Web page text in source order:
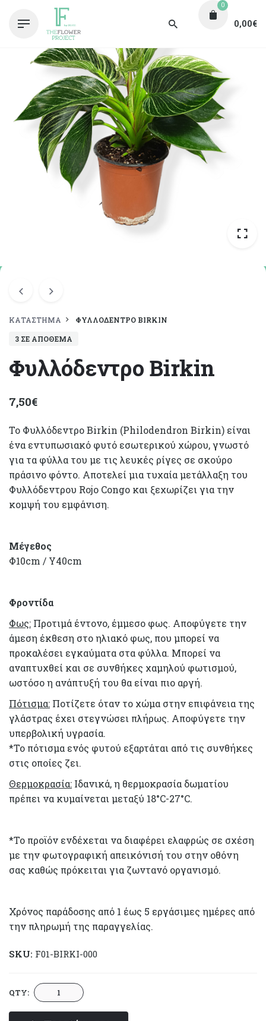
0,00€
0
ΚΑΤΆΣΤΗΜΑ
ΦΥΛΛΌΔΕΝΤΡΟ BIRKIN
3 ΣΕ ΑΠΌΘΕΜΑ
Φυλλόδεντρο Birkin
7,50€
Το Φυλλόδεντρο Birkin (Philodendron Birkin) είναι
ένα εντυπωσιακό φυτό εσωτερικού χώρου, γνωστό
για τα φύλλα του με τις λευκές ρίγες σε σκούρο
πράσινο φόντο. Αποτελεί μια τυχαία μετάλλαξη του
Φυλλόδεντρου Rojo Congo και ξεχωρίζει για την
κομψή του εμφάνιση.
Μέγεθος
Φ10cm / Υ40cm
Φροντίδα
Φως: Προτιμά έντονο, έμμεσο φως. Αποφύγετε την
άμεση έκθεση στο ηλιακό φως, που μπορεί να
προκαλέσει εγκαύματα στα φύλλα. Μπορεί να
αναπτυχθεί και σε συνθήκες χαμηλού φωτισμού,
ωστόσο η ανάπτυξή του θα είναι πιο αργή.
Πότισμα: Ποτίζετε όταν το χώμα στην επιφάνεια της
γλάστρας έχει στεγνώσει πλήρως. Αποφύγετε την
υπερβολική υγρασία.
*Το πότισμα ενός φυτού εξαρτάται από τις συνθήκες
στις οποίες ζει.
Θερμοκρασία: Ιδανικά, η θερμοκρασία δωματίου
πρέπει να κυμαίνεται μεταξύ 18°C-27°C.
*Το προϊόν ενδέχεται να διαφέρει ελαφρώς σε σχέση
με την φωτογραφική απεικόνισή του στην οθόνη
σας καθώς πρόκειται για ζωντανό οργανισμό.
Χρόνος παράδοσης από 1 έως 5 εργάσιμες ημέρες από
την πληρωμή της παραγγελίας.
SKU: F01-BIRKI-000
QTY: Φυλλόδεντρο
Birkin